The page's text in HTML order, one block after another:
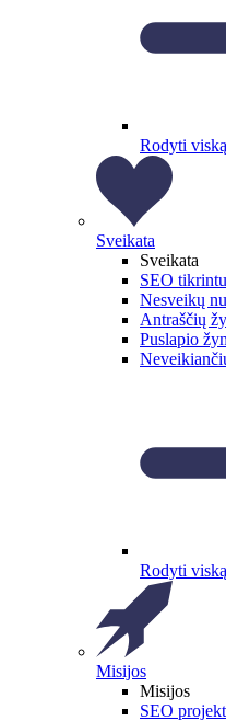
Rodyti viską
Sveikata
Sveikata
SEO
Nesveikų
Antraščių
Puslapio
Rodyti viską
Misijos
Misijos
SEO